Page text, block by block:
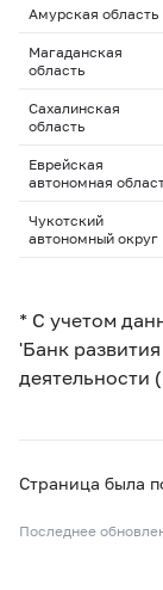
Амурская область
Магаданская
область
Сахалинская
область
Еврейская
автономная
Чукотский
автономный округ
* С учетом
'Банк
деятельности
Страница была
Последнее